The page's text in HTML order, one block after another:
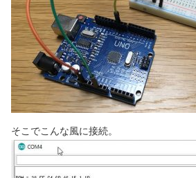
そこでこんな風に接続。